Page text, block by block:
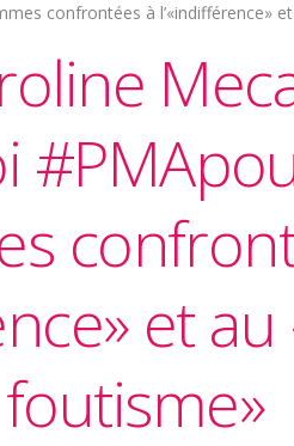
confrontées à l’«indifférence»
et au
foutisme»